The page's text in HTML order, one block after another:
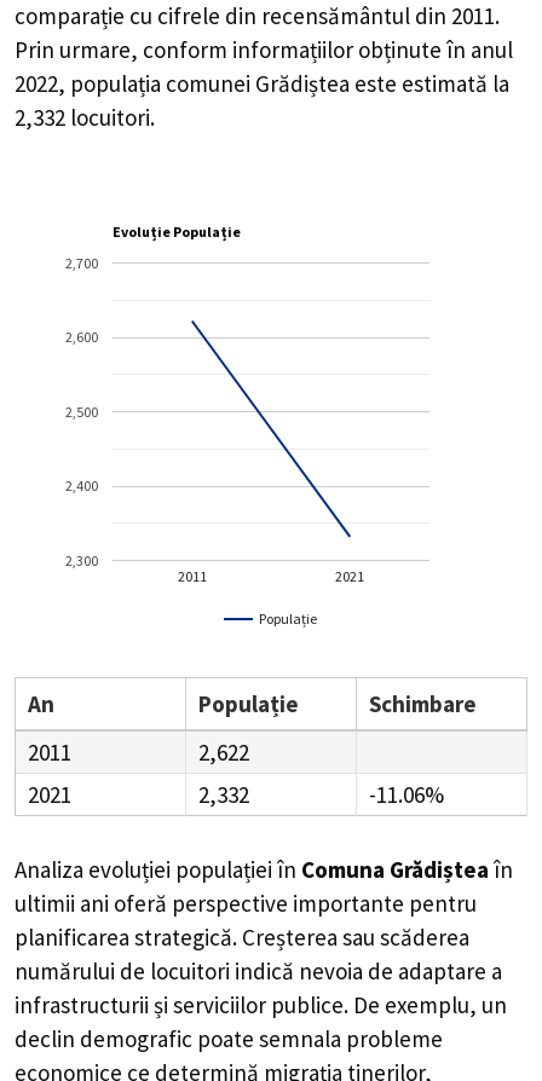
comparație cu cifrele din recensământul din 2011.
Prin urmare, conform informațiilor obținute în anul
2022, populația comunei Grădiștea este estimată la
2,332 locuitori.
Evoluție Populație
Populație
2011 2021
2,300
2,400
2,500
2,600
2,700
An Populație
Schimbare
2011
2,622
2021
2,332 -11.06%
Analiza evoluției populației în Comuna Grădiștea în
ultimii ani oferă perspective importante pentru
planificarea strategică. Creșterea sau scăderea
numărului de locuitori indică nevoia de adaptare a
infrastructurii și serviciilor publice. De exemplu, un
declin demografic poate semnala probleme
economice ce determină migrația tinerilor,